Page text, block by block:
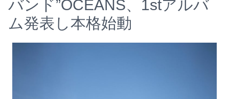
バンド”OCEANS、1stアルバ
ム発表し本格始動